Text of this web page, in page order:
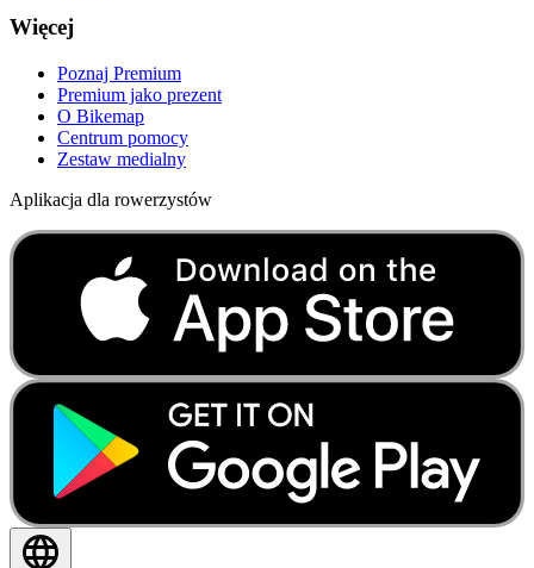
Więcej
Poznaj Premium
Premium jako prezent
O Bikemap
Centrum pomocy
Zestaw medialny
Aplikacja dla rowerzystów